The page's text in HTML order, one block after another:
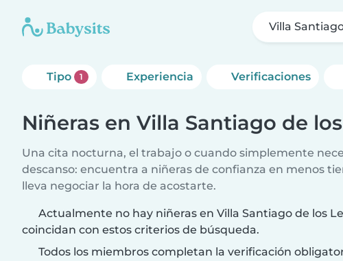
Villa
Tipo 1 Experiencia Verificaciones
Niñeras en Villa Santiago de
Una cita nocturna, el trabajo o cuando simplemente
descanso: encuentra a niñeras de confianza en menos
lleva negociar la hora de acostarte.
Actualmente no hay niñeras en Villa Santiago de los
coincidan con estos criterios de búsqueda.
Todos los miembros completan la verificación